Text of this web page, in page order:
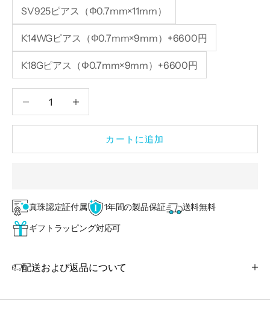
SV925ピアス（Φ0.7mm×11mm）
K14WGピアス（Φ0.7mm×9mm）+6600円
K18Gピアス（Φ0.7mm×9mm）+6600円
数量を減らす 数量を減らす
カートに追加
真珠認定証付属 1年間の製品保証
送料無料
ギフトラッピング対応可
配送および返品について